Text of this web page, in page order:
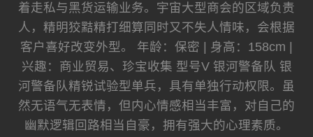
着走私与黑货运输业务。宇宙大型商会的区域负责
人，精明狡黠精打细算同时又不失人情味，会根据
客户喜好改变外型。 年龄：保密 | 身高：158cm |
兴趣：商业贸易、珍宝收集 型号V 银河警备队 银
河警备队精锐试验型单兵，具有单独行动权限。虽
然无语气无表情，但内心情感相当丰富，对自己的
幽默逻辑回路相当自豪，拥有强大的心理素质。